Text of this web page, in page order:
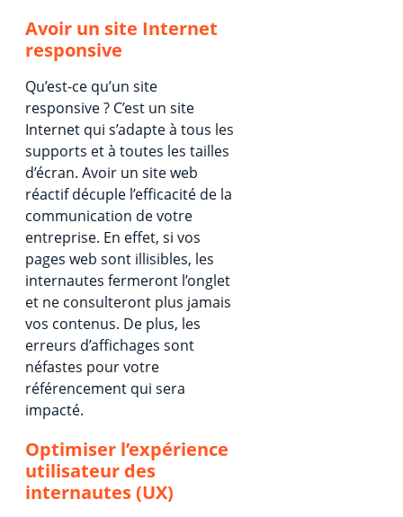
Avoir un site Internet
responsive
Qu’est-ce qu’un site
responsive ? C’est un site
Internet qui s’adapte à tous les
supports et à toutes les tailles
d’écran. Avoir un site web
réactif décuple l’efficacité de la
communication de votre
entreprise. En effet, si vos
pages web sont illisibles, les
internautes fermeront l’onglet
et ne consulteront plus jamais
vos contenus. De plus, les
erreurs d’affichages sont
néfastes pour votre
référencement qui sera
impacté.
Optimiser l’expérience
utilisateur des
internautes (UX)